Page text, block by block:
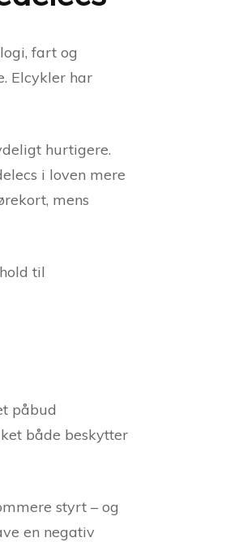
fart og
Elcykler har
hurtigere.
i loven mere
mens
til
påbud
både beskytter
styrt – og
en negativ